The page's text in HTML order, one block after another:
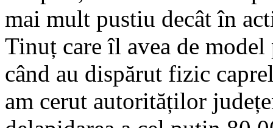
mai mult pustiu decât în
Tinuț care îl avea de
când au dispărut fizic
am cerut autorităților